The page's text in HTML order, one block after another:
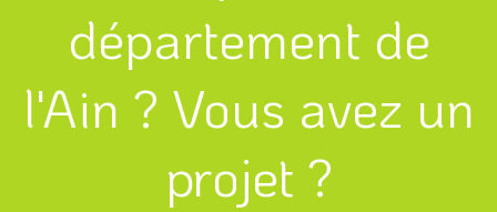
département de
l'Ain ? Vous avez un
projet ?